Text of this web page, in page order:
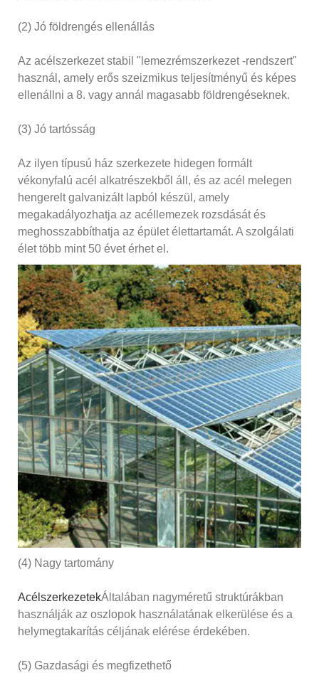
(2) Jó földrengés ellenállás
Az acélszerkezet stabil "lemezrémszerkezet -rendszert"
használ, amely erős szeizmikus teljesítményű és képes
ellenállni a 8. vagy annál magasabb földrengéseknek.
(3) Jó tartósság
Az ilyen típusú ház szerkezete hidegen formált
vékonyfalú acél alkatrészekből áll, és az acél melegen
hengerelt galvanizált lapból készül, amely
megakadályozhatja az acéllemezek rozsdását és
meghosszabbíthatja az épület élettartamát. A szolgálati
élet több mint 50 évet érhet el.
(4) Nagy tartomány
AcélszerkezetekÁltalában nagyméretű struktúrákban
használják az oszlopok használatának elkerülése és a
helymegtakarítás céljának elérése érdekében.
(5) Gazdasági és megfizethető